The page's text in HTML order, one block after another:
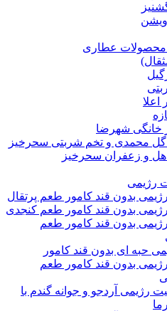
محصولات عطاری
اعلا
خانگی شهرضا
محمدی و تخم شربتی سحرخیز
و زعفران سحرخیز
رژیمی
بدون قند کامور طعم پرتقال
بدون قند کامور طعم کنجدی
بدون قند کامور طعم
حبه ای بدون قند کامور
بدون قند کامور طعم
رژیمی آردجو و جوانه گندم با